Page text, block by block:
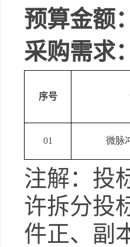
预算金额：
采购需求：
序号
01 微脉
注解：投
许拆分投
件正、副